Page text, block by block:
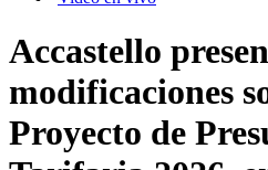
Accastello
modificaciones
Proyecto de